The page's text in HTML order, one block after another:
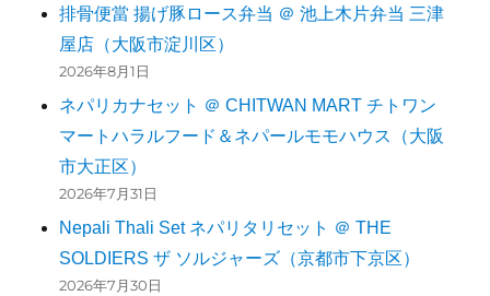
排骨便當 揚げ豚ロース弁当 ＠ 池上木片弁当 三津
屋店（大阪市淀川区）
2026年8月1日
ネパリカナセット ＠ CHITWAN MART チトワン
マートハラルフード＆ネパールモモハウス（大阪
市大正区）
2026年7月31日
Nepali Thali Set ネパリタリセット ＠ THE
SOLDIERS ザ ソルジャーズ（京都市下京区）
2026年7月30日